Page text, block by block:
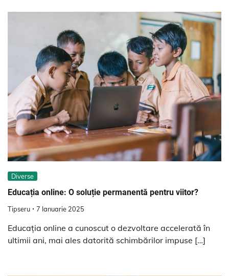
Diverse
Educația online: O soluție permanentă pentru viitor?
Tipseru 7 Ianuarie 2025
Educația online a cunoscut o dezvoltare accelerată în
ultimii ani, mai ales datorită schimbărilor impuse […]